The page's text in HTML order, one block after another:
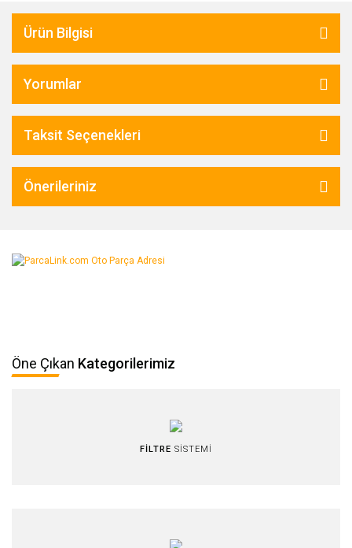
Ürün Bilgisi
Yorumlar
Taksit Seçenekleri
Önerileriniz
Öne Çıkan Kategorilerimiz
FİLTRE SİSTEMİ